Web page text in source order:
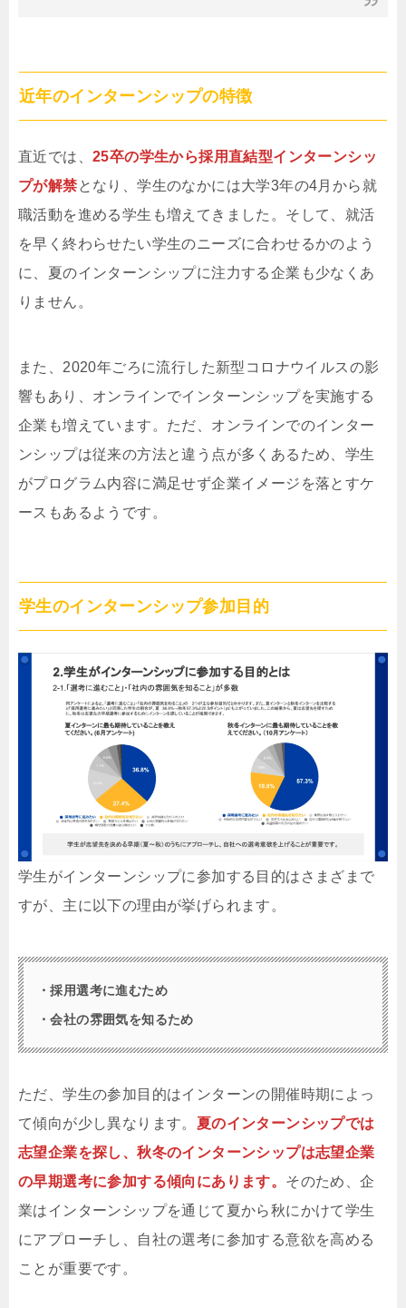
近年のインターンシップの特徴
直近では、 25卒の学生から採用直結型インターンシッ
プが解禁となり、学生のなかには大学3年の4月から就
職活動を進める学生も増えてきました。そして、就活
を早く終わらせたい学生のニーズに合わせるかのよう
に、夏のインターンシップに注力する企業も少なくあ
りません。
また、2020年ごろに流行した新型コロナウイルスの影
響もあり、オンラインでインターンシップを実施する
企業も増えています。ただ、オンラインでのインター
ンシップは従来の方法と違う点が多くあるため、学生
がプログラム内容に満足せず企業イメージを落とすケ
ースもあるようです。
学生のインターンシップ参加目的
学生がインターンシップに参加する目的はさまざまで
すが、主に以下の理由が挙げられます。
・採用選考に進むため
・会社の雰囲気を知るため
ただ、学生の参加目的はインターンの開催時期によっ
て傾向が少し異なります。 夏のインターンシップでは
志望企業を探し、秋冬のインターンシップは志望企業
の早期選考に参加する傾向にあります。 そのため、企
業はインターンシップを通じて夏から秋にかけて学生
にアプローチし、自社の選考に参加する意欲を高める
ことが重要です。